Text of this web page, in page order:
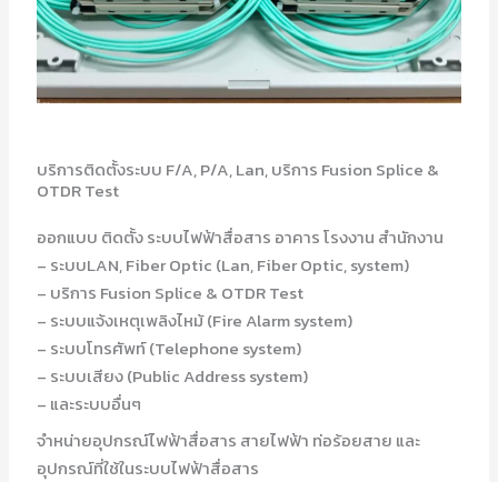
บริการติดตั้งระบบ F/A, P/A, Lan, บริการ Fusion Splice &
OTDR Test
ออกแบบ ติดตั้ง ระบบไฟฟ้าสื่อสาร อาคาร โรงงาน สำนักงาน
– ระบบLAN, Fiber Optic (Lan, Fiber Optic, system)
– บริการ Fusion Splice & OTDR Test
– ระบบแจ้งเหตุเพลิงไหม้ (Fire Alarm system)
– ระบบโทรศัพท์ (Telephone system)
– ระบบเสียง (Public Address system)
– และระบบอื่นๆ
จำหน่ายอุปกรณ์ไฟฟ้าสื่อสาร สายไฟฟ้า ท่อร้อยสาย และ
อุปกรณ์ที่ใช้ในระบบไฟฟ้าสื่อสาร